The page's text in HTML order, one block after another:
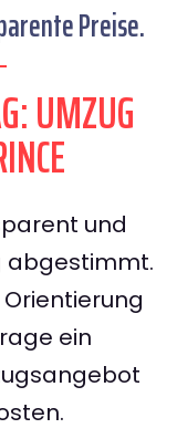
Preise.
UMZUG
und
abgestimmt.
ein